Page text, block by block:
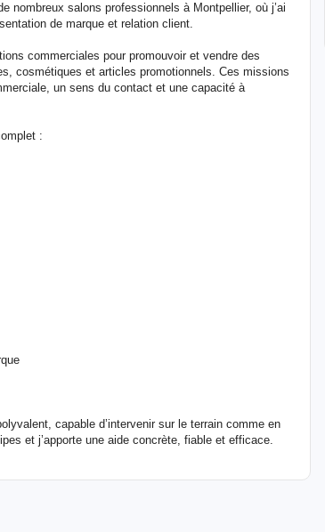
nombreux salons professionnels à Montpellier, où j’ai
de marque et relation client.
commerciales pour promouvoir et vendre des
cosmétiques et articles promotionnels. Ces missions
un sens du contact et une capacité à
:
capable d’intervenir sur le terrain comme en
et j’apporte une aide concrète, fiable et efficace.